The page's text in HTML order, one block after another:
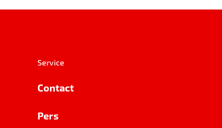
Service
Contact
Pers